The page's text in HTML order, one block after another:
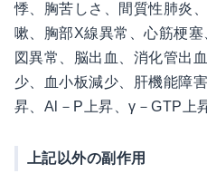
悸、胸苦しさ、間質性肺炎
嗽、胸部X線異常、心筋梗
図異常、脳出血、消化管出
少、血小板減少、肝機能障
昇、Al－P上昇、γ－GTP上
上記以外の副作用